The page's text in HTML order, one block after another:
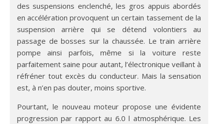
des suspensions enclenché, les gros appuis abordés
en accélération provoquent un certain tassement de la
suspension arrière qui se détend volontiers au
passage de bosses sur la chaussée. Le train arrière
pompe ainsi parfois, même si la voiture reste
parfaitement saine pour autant, l’électronique veillant à
réfréner tout excès du conducteur. Mais la sensation
est, à n’en pas douter, moins sportive.
Pourtant, le nouveau moteur propose une évidente
progression par rapport au 6.0 l atmosphérique. Les